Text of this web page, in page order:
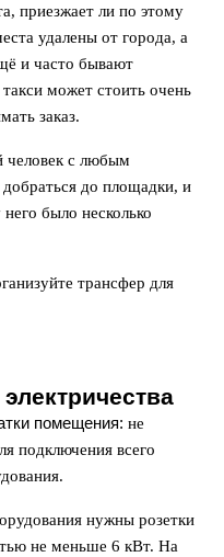
приезжает ли по этому
удалены от города, а
и часто бывают
может стоить очень
заказ.
с любым
добраться до площадки, и
было несколько
трансфер для
помещения: не
подключения всего
нужны розетки
не меньше 6 кВт. На